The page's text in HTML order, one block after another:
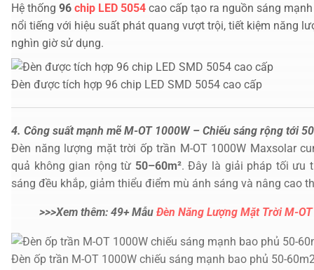
Hệ thống 96 chip LED 5054 cao cấp tạo ra nguồn sáng
nổi tiếng với hiệu suất phát quang vượt trội, tiết kiệm năng
nghìn giờ sử dụng.
Đèn được tích hợp 96 chip LED SMD 5054 cao cấp
4. Công suất mạnh mẽ M-OT 1000W – Chiếu sáng rộng tới
Đèn năng lượng mặt trời ốp trần M-OT 1000W Maxsolar
quả không gian rộng từ 50–60m². Đây là giải pháp tối ưu
sáng đều khắp, giảm thiểu điểm mù ánh sáng và nâng cao
>>>Xem thêm: 49+ Mẫu Đèn Năng Lượng Mặt Trời M-
Đèn ốp trần M-OT 1000W chiếu sáng mạnh bao phủ 50-